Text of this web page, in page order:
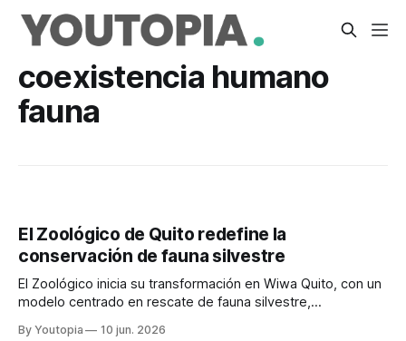
coexistencia humano
fauna
El Zoológico de Quito redefine la
conservación de fauna silvestre
El Zoológico inicia su transformación en Wiwa Quito, con un
modelo centrado en rescate de fauna silvestre,
By Youtopia 10 jun. 2026